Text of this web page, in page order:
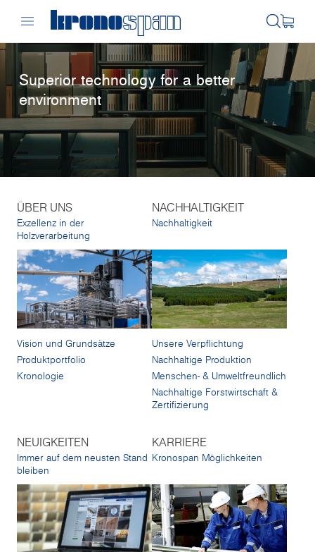
Superior technology for a better
environment
ÜBER UNS
Exzellenz in der
Holzverarbeitung
Vision und Grundsätze
Produktportfolio
Kronologie
NACHHALTIGKEIT
Nachhaltigkeit
Unsere Verpflichtung
Nachhaltige Produktion
Menschen- & Umweltfreundlich
Nachhaltige Forstwirtschaft &
Zertifizierung
NEUIGKEITEN
Immer auf dem neusten Stand
bleiben
KARRIERE
Kronospan Möglichkeiten